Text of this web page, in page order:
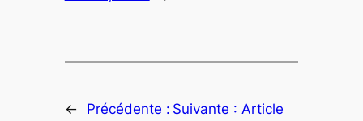
←
Précédente : Suivante :Article